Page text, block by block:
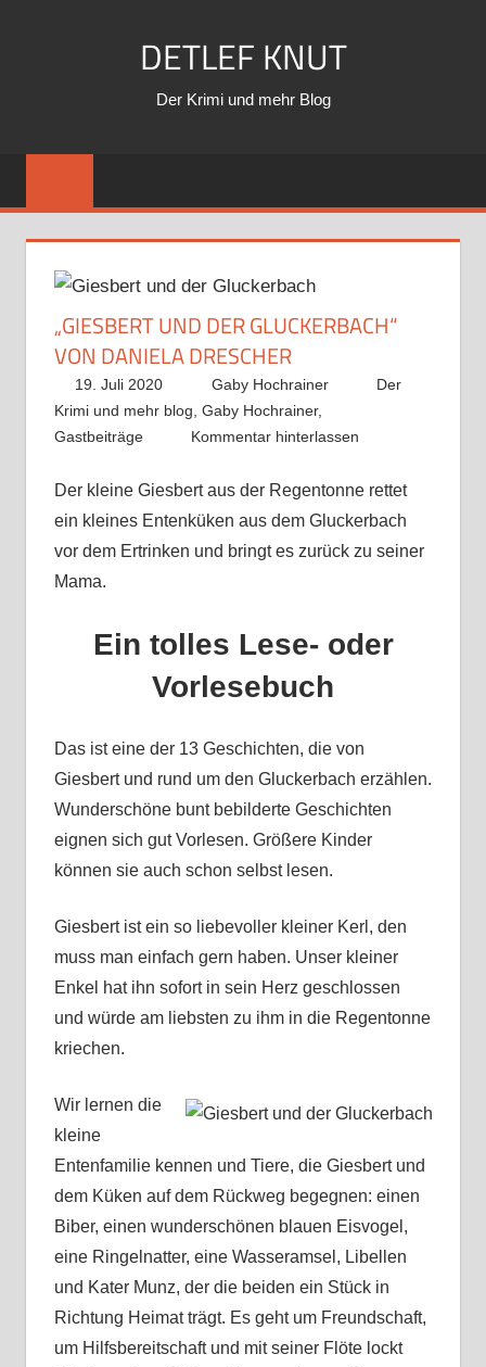
DETLEF KNUT
Der Krimi und mehr Blog
„GIESBERT UND DER GLUCKERBACH“
VON DANIELA DRESCHER
19. Juli 2020 Gaby Hochrainer
Der
Krimi und mehr blog, Gaby Hochrainer,
Gastbeiträge
Kommentar hinterlassen
Der kleine Giesbert aus der Regentonne rettet
ein kleines Entenküken aus dem Gluckerbach
vor dem Ertrinken und bringt es zurück zu seiner
Mama.
Ein tolles Lese- oder
Vorlesebuch
Das ist eine der 13 Geschichten, die von
Giesbert und rund um den Gluckerbach erzählen.
Wunderschöne bunt bebilderte Geschichten
eignen sich gut Vorlesen. Größere Kinder
können sie auch schon selbst lesen.
Giesbert ist ein so liebevoller kleiner Kerl, den
muss man einfach gern haben. Unser kleiner
Enkel hat ihn sofort in sein Herz geschlossen
und würde am liebsten zu ihm in die Regentonne
kriechen.
Wir lernen die
kleine
Entenfamilie kennen und Tiere, die Giesbert und
dem Küken auf dem Rückweg begegnen: einen
Biber, einen wunderschönen blauen Eisvogel,
eine Ringelnatter, eine Wasseramsel, Libellen
und Kater Munz, der die beiden ein Stück in
Richtung Heimat trägt. Es geht um Freundschaft,
um Hilfsbereitschaft und mit seiner Flöte lockt